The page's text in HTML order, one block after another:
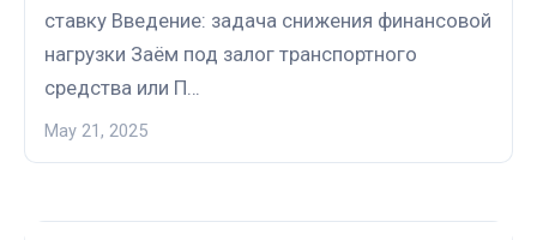
ставку Введение: задача снижения финансовой
нагрузки Заём под залог транспортного
средства или П…
May 21, 2025